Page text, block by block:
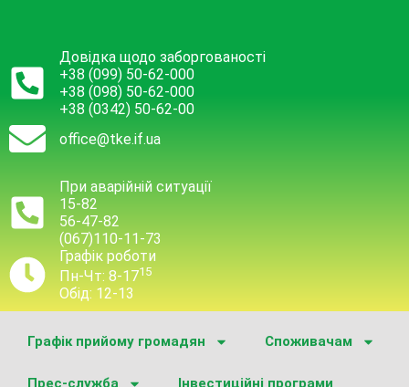
Довідка щодо заборгованості
+38 (099) 50-62-000
+38 (098) 50-62-000
+38 (0342) 50-62-00
office@tke.if.ua
При аварійній ситуації
15-82
56-47-82
(067)110-11-73
Графік роботи
Пн-Чт: 8-1715
Обід: 12-13
Графік прийому громадян Споживачам
Прес-служба Інвестиційні програми